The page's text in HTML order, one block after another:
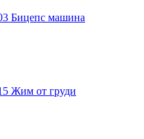
Бицепс машина
Жим от груди